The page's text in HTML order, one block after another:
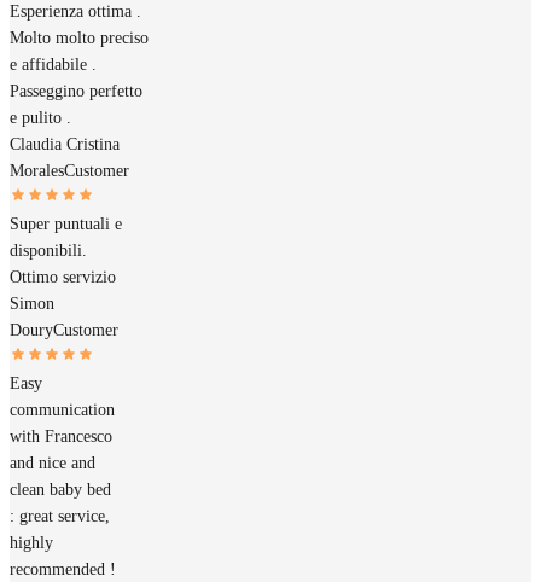
Esperienza ottima .
Molto molto preciso
e affidabile .
Passeggino perfetto
e pulito .
Claudia Cristina
MoralesCustomer
Super puntuali e
disponibili.
Ottimo servizio
Simon
DouryCustomer
Easy
communication
with Francesco
and nice and
clean baby bed
: great service,
highly
recommended !